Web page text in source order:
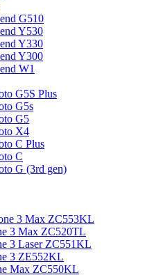
G510
Y530
Y330
Y300
W1
G5S Plus
G5s
G5
X4
C Plus
C
G (3rd gen)
3 Max ZC553KL
3 Max ZC520TL
3 Laser ZC551KL
3 ZE552KL
Max ZC550KL